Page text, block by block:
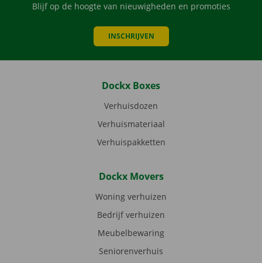
Blijf op de hoogte van nieuwigheden en promoties
INSCHRIJVEN
Dockx Boxes
Verhuisdozen
Verhuismateriaal
Verhuispakketten
Dockx Movers
Woning verhuizen
Bedrijf verhuizen
Meubelbewaring
Seniorenverhuis